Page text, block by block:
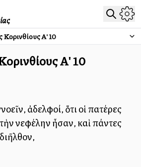
Κορινθίους Α'10
Α'10
ἀδελφοί, ὅτι οἱ πατέρες
νεφέλην ἦσαν, καὶ πάντες